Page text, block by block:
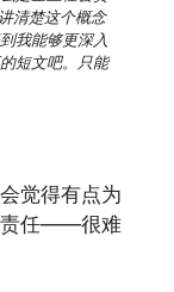
清楚这个概念
我能够更深入
短文吧。只能
觉得有点为
责任——很难